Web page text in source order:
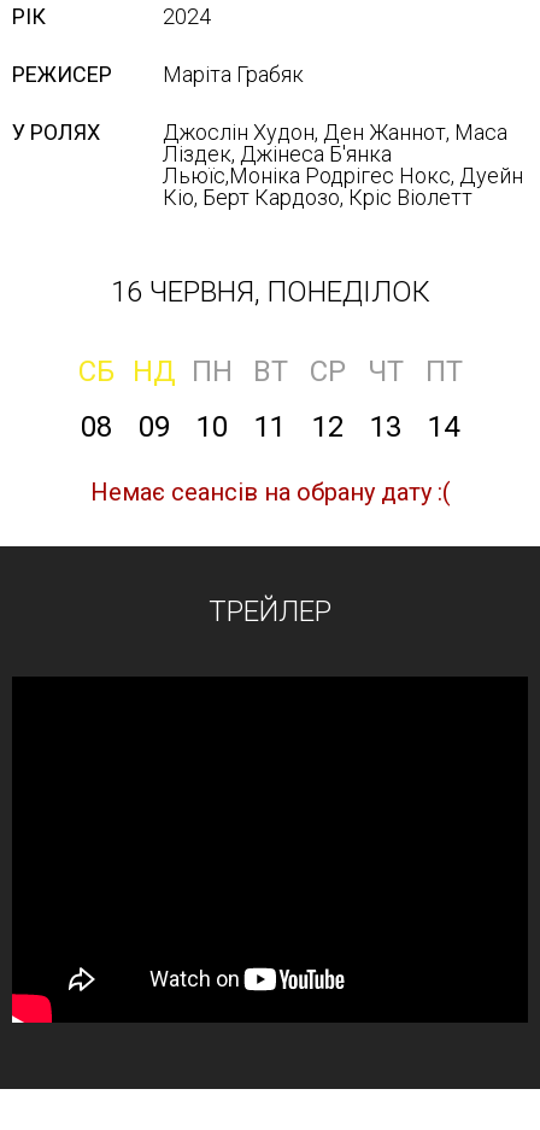
РІК 2024
РЕЖИСЕР Маріта Грабяк
У РОЛЯХ
Джослін Худон, Ден Жаннот, Маса
Ліздек, Джінеса Б'янка
Льюїс,Моніка Родрігес Нокс, Дуейн
Кіо, Берт Кардозо, Кріс Віолетт
16 ЧЕРВНЯ, ПОНЕДІЛОК
СБ НД ПН ВТ СР ЧТ
ПТ
08
09 10 11 12 13 14
Немає сеансів на обрану дату :(
ТРЕЙЛЕР